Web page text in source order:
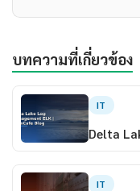
บทความที่เกี่ยวข้อง
IT
Delta
IT